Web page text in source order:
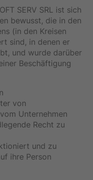
SERV SRL ist sich
bewusst, die in den
(in den Kreisen
sind, in denen er
und wurde darüber
Beschäftigung
von
Unternehmen
Recht zu
und zu
ihre Person